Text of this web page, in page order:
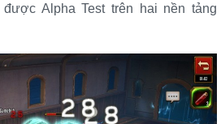
được Alpha Test trên hai nền tảng